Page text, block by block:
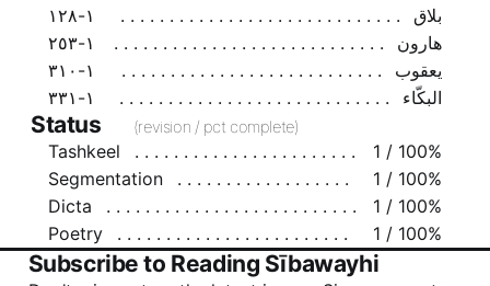
بلاق
١-١٢٨
هارون
١-٢٥٣
يعقوب
١-٣١٠
البكّاء
١-٣٣١
Status (revision / pct complete)
Tashkeel
1 / 100%
Segmentation
1 / 100%
Dicta
1 / 100%
Poetry
1 / 100%
Subscribe to Reading Sībawayhi